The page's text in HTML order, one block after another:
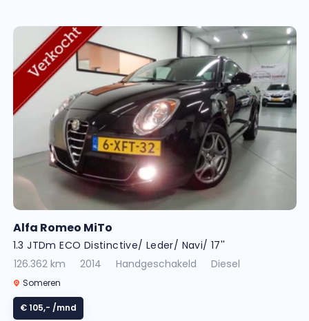
Alfa Romeo MiTo
1.3 JTDm ECO Distinctive/ Leder/ Navi/ 17''
126.362 km
2014 Handgeschakeld Diesel
Someren
€ 105,- /mnd